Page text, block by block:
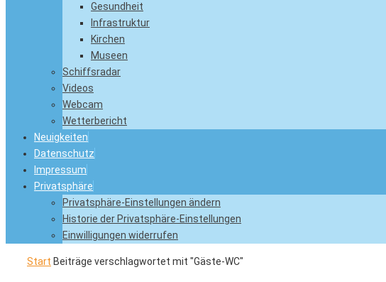
Gesundheit
Infrastruktur
Kirchen
Museen
Schiffsradar
Videos
Webcam
Wetterbericht
Neuigkeiten
Datenschutz
Impressum
Privatsphäre
Privatsphäre-Einstellungen ändern
Historie der Privatsphäre-Einstellungen
Einwilligungen widerrufen
Start Beiträge verschlagwortet mit "Gäste-WC"